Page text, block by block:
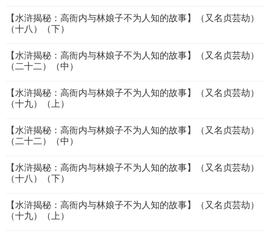
【水浒揭秘：高衙内与林娘子不为人知的故事】（又名贞芸劫）
（十八）（下）
【水浒揭秘：高衙内与林娘子不为人知的故事】（又名贞芸劫）
（二十二）（中）
【水浒揭秘：高衙内与林娘子不为人知的故事】（又名贞芸劫）
（十九）（上）
【水浒揭秘：高衙内与林娘子不为人知的故事】（又名贞芸劫）
（二十二）（中）
【水浒揭秘：高衙内与林娘子不为人知的故事】（又名贞芸劫）
（十八）（下）
【水浒揭秘：高衙内与林娘子不为人知的故事】（又名贞芸劫）
（十九）（上）